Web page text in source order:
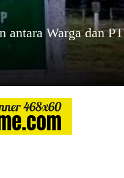
antara Warga dan PT